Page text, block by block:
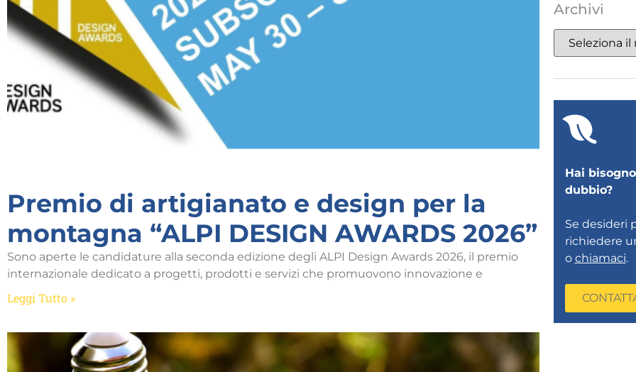
Premio di artigianato e design per la
montagna “ALPI DESIGN AWARDS 2026”
Sono aperte le candidature alla seconda edizione degli ALPI Design Awards 2026, il premio
internazionale dedicato a progetti, prodotti e servizi che promuovono innovazione e
Leggi Tutto »
Archivi
Hai
dubbio?
Se desideri
richiedere
o chiamaci.